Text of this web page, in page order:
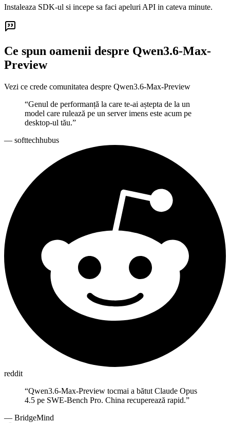
Instaleaza SDK-ul si incepe sa faci apeluri API in cateva minute.
Ce spun oamenii despre Qwen3.6-Max-
Preview
Vezi ce crede comunitatea despre Qwen3.6-Max-Preview
“Genul de performanță la care te-ai aștepta de la un
model care rulează pe un server imens este acum pe
desktop-ul tău.”
— softtechhubus
reddit
“Qwen3.6-Max-Preview tocmai a bătut Claude Opus
4.5 pe SWE-Bench Pro. China recuperează rapid.”
— BridgeMind